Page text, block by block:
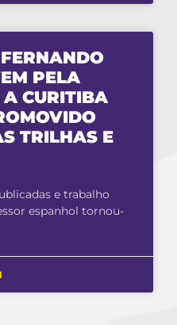
PELA
CURITIBA
TRILHAS E
e trabalho
espanhol tornou-